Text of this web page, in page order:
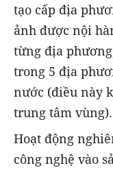
tạo cấp địa
ảnh được nội
từng địa
trong 5 địa
nước (điều này
trung tâm vùng).
Hoạt động
công nghệ vào